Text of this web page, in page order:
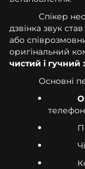
Спікер
дзвінка звук
або
оригінальний
чистий і гучний
Основні